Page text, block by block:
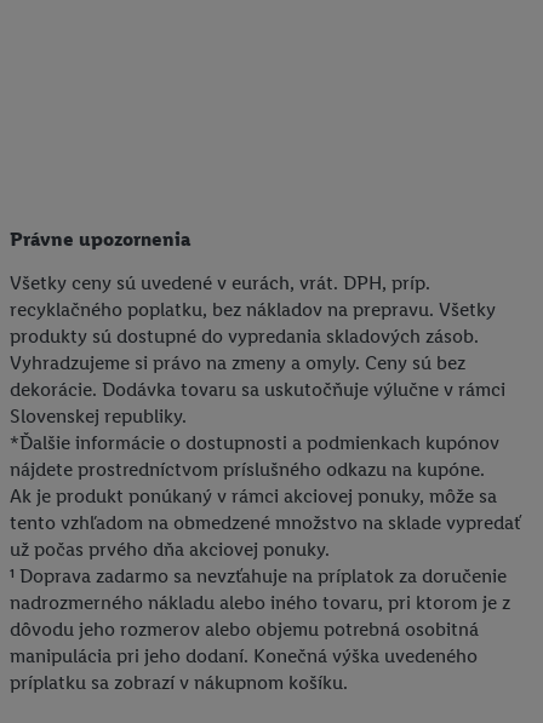
Právne upozornenia
Všetky ceny sú uvedené v eurách, vrát. DPH, príp.
recyklačného poplatku, bez nákladov na prepravu. Všetky
produkty sú dostupné do vypredania skladových zásob.
Vyhradzujeme si právo na zmeny a omyly. Ceny sú bez
dekorácie. Dodávka tovaru sa uskutočňuje výlučne v rámci
Slovenskej republiky.
*Ďalšie informácie o dostupnosti a podmienkach kupónov
nájdete prostredníctvom príslušného odkazu na kupóne.
Ak je produkt ponúkaný v rámci akciovej ponuky, môže sa
tento vzhľadom na obmedzené množstvo na sklade vypredať
už počas prvého dňa akciovej ponuky.
¹ Doprava zadarmo sa nevzťahuje na príplatok za doručenie
nadrozmerného nákladu alebo iného tovaru, pri ktorom je z
dôvodu jeho rozmerov alebo objemu potrebná osobitná
manipulácia pri jeho dodaní. Konečná výška uvedeného
príplatku sa zobrazí v nákupnom košíku.